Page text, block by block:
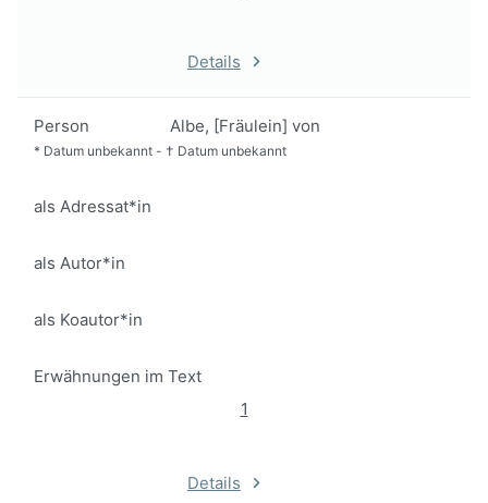
Details
Person Albe, [Fräulein] von
* Datum unbekannt - † Datum unbekannt
als Adressat*in
als Autor*in
als Koautor*in
Erwähnungen im Text
1
Details